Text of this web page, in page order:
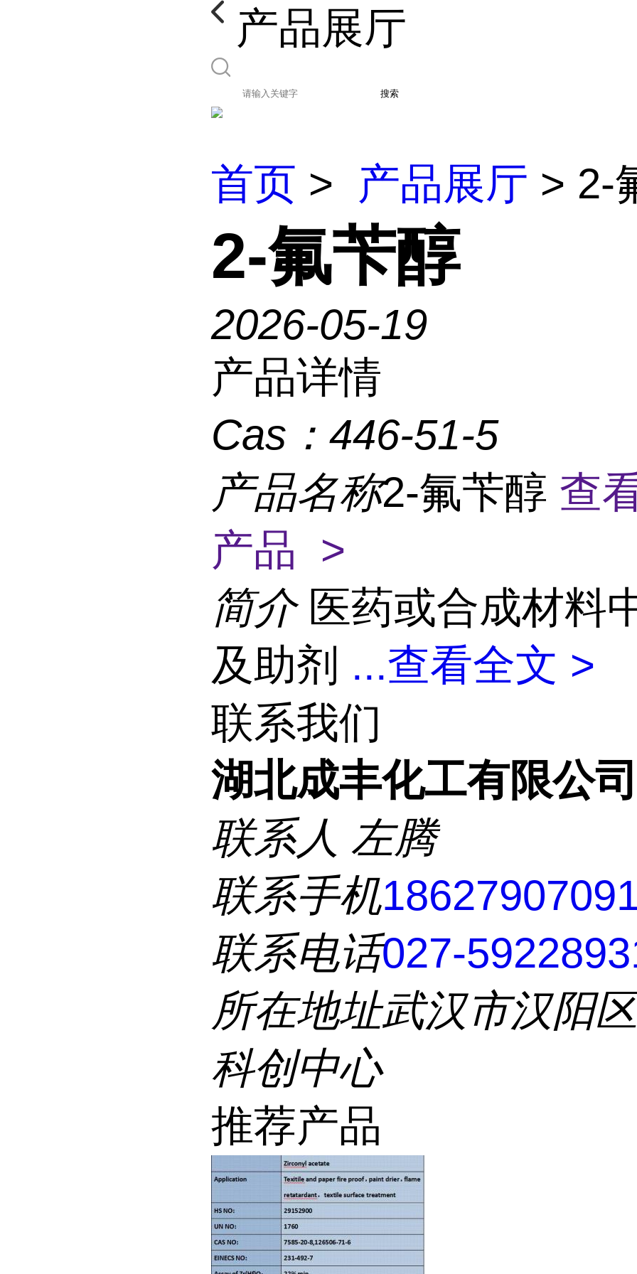
产品展厅
搜索
首页 > 产品展厅 > 2-
2-氟苄醇
2026-05-19
产品详情
Cas： 446-51-5
产品名称2-氟苄醇 查
产品 >
简介 医药或合成材料
及助剂 ...查看全文 >
联系我们
湖北成丰化工有限公司
联系人 左腾
联系手机
联系电话027-
所在地址武汉市汉阳
科创中心
推荐产品